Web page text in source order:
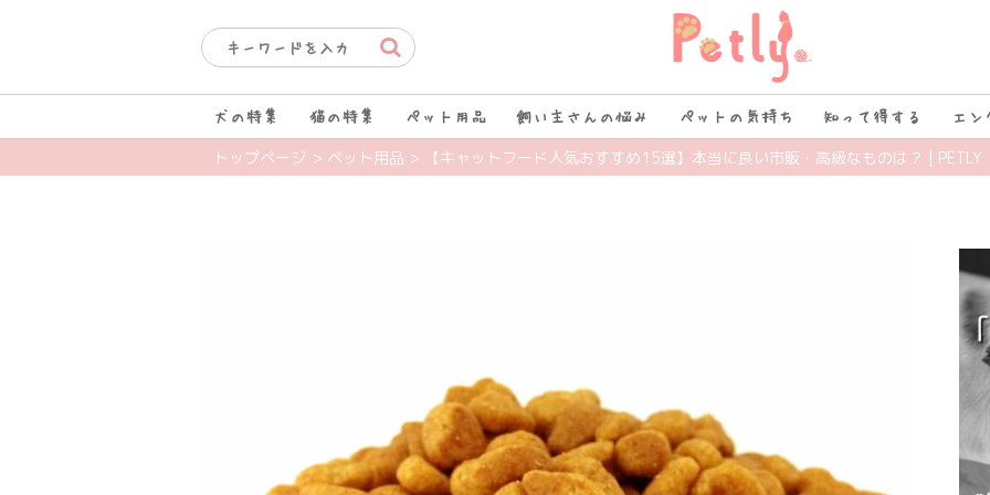
犬の特集 猫の特集 ペット用品 飼い主さんの悩み ペットの気持ち 知って得する エン
トップページ > ペット用品 > 【キャットフード人気おすすめ15選】本当に良い市販・高級なものは？ | PETLY